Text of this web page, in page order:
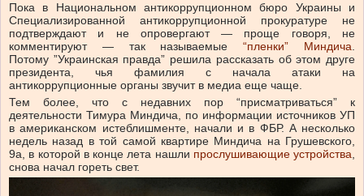
Пока в Национальном антикоррупционном бюро Украины и
Специализированной антикоррупционной прокуратуре не
подтверждают и не опровергают — проще говоря, не
комментируют
— так называемые“пленки” Миндича.
Потому ”Украинская правда” решила рассказать об этом друге
президента, чья фамилия с начала атаки на
антикоррупционные органы звучит в медиа еще чаще.
Тем более, что с недавних пор “присматриваться” к
деятельности Тимура Миндича, по информации источников УП
в американском истеблишменте, начали и в ФБР. А несколько
недель назад в той самой квартире Миндича на Грушевского,
9а, в которой в конце лета нашли прослушивающие устройства,
снова начал гореть свет.